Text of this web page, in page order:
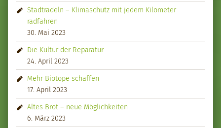
Stadtradeln – Klimaschutz mit jedem Kilometer
radfahren
30. Mai 2023
Die Kultur der Reparatur
24. April 2023
Mehr Biotope schaffen
17. April 2023
Altes Brot – neue Möglichkeiten
6. März 2023